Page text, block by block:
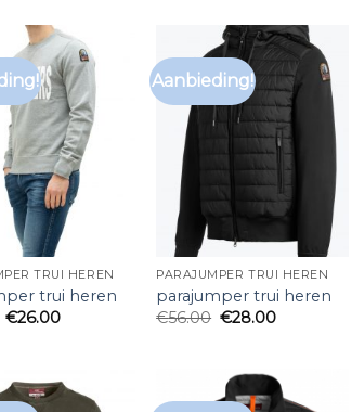
TRUI HEREN
trui heren
€26.00
Aanbieding!
PARAJUMPER TRUI HEREN
parajumper trui heren
€56.00 €28.00